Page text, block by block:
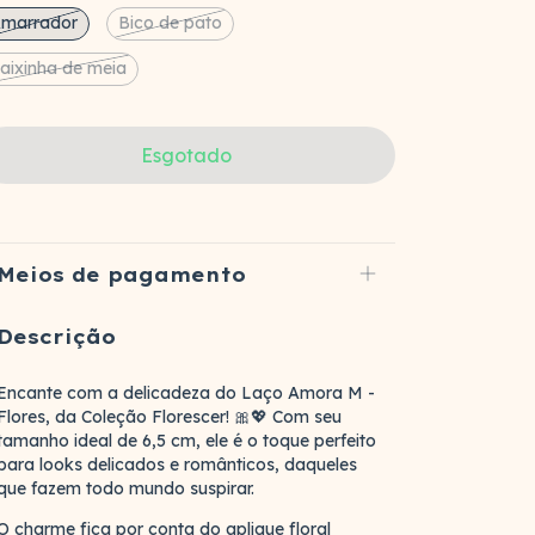
Bico de pato
de meia
de pagamento
com a delicadeza do Laço Amora M -
da Coleção Florescer! 🎀💖 Com seu
ideal de 6,5 cm, ele é o toque perfeito
looks delicados e românticos, daqueles
fazem todo mundo suspirar.
charme fica por conta do aplique floral